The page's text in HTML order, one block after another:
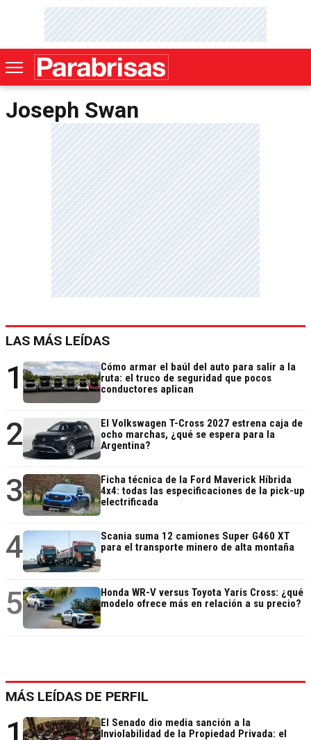
Joseph Swan
LAS MÁS LEÍDAS
1
Cómo armar el baúl del auto para salir a la
ruta: el truco de seguridad que pocos
conductores aplican
2
El Volkswagen T-Cross 2027 estrena caja de
ocho marchas, ¿qué se espera para la
Argentina?
3
Ficha técnica de la Ford Maverick Híbrida
4x4: todas las especificaciones de la pick-up
electrificada
4
Scania suma 12 camiones Super G460 XT
para el transporte minero de alta montaña
5
Honda WR-V versus Toyota Yaris Cross: ¿qué
modelo ofrece más en relación a su precio?
MÁS LEÍDAS DE PERFIL
El Senado dio media sanción a la
Inviolabilidad de la Propiedad Privada: el